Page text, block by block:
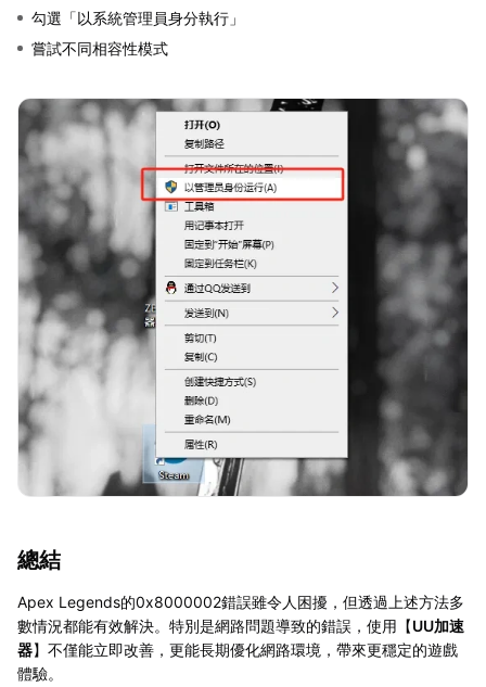
勾選「以系統管理員身分執行」
嘗試不同相容性模式
總結
Apex Legends的0x8000002錯誤雖令人困擾，但透過上述方法多
數情況都能有效解決。特別是網路問題導致的錯誤，使用【UU加速
器】不僅能立即改善，更能長期優化網路環境，帶來更穩定的遊戲
體驗。